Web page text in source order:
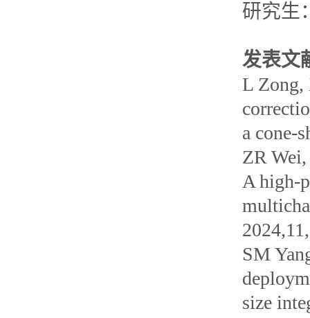
研究生
发表文
L Zong,
a cone-
ZR
A high-
SM
size